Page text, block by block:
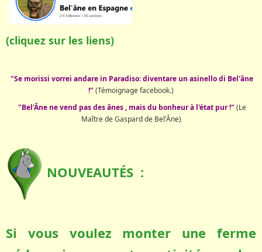
(cliquez sur les liens)
"Se morissi vorrei andare in Paradiso: diventare un asinello di Bel'âne
!" (Témoignage facebook.)
"Bel'Âne ne vend pas des ânes , mais du bonheur à l'état pur !" (Le
Maître de Gaspard de Bel'Âne)
NOUVEAUTÉS :
Si vous voulez monter une ferme